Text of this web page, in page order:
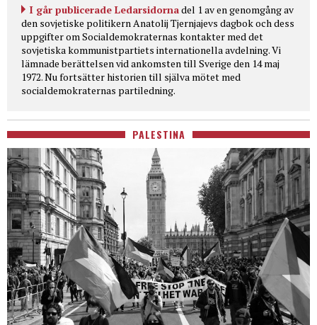
I går publicerade Ledarsidornadel 1 av en genomgång av
den sovjetiske politikern Anatolij Tjernjajevs dagbok och dess
uppgifter om Socialdemokraternas kontakter med det
sovjetiska kommunistpartiets internationella avdelning. Vi
lämnade berättelsen vid ankomsten till Sverige den 14 maj
1972. Nu fortsätter historien till själva mötet med
socialdemokraternas partiledning.
PALESTINA